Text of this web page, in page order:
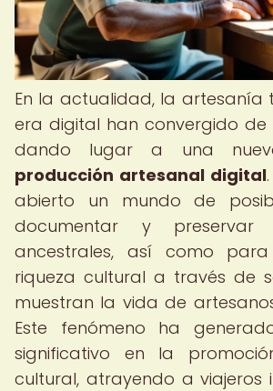
En la actualidad, la artesanía
era digital han convergido de
dando lugar a una
producción artesanal digital
abierto un mundo de
documentar y preservar
ancestrales, así como
riqueza cultural a través de
muestran la vida de
Este fenómeno ha
significativo en la
cultural, atrayendo a viajeros